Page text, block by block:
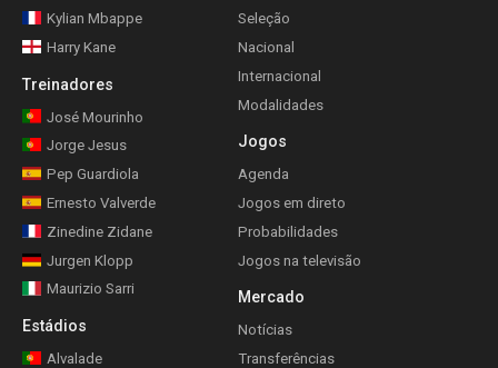
Kylian Mbappe
Harry Kane
Treinadores
José Mourinho
Jorge Jesus
Pep Guardiola
Ernesto Valverde
Zinedine Zidane
Jurgen Klopp
Maurizio Sarri
Estádios
Alvalade
Seleção
Nacional
Internacional
Modalidades
Jogos
Agenda
Jogos em direto
Probabilidades
Jogos na televisão
Mercado
Notícias
Transferências